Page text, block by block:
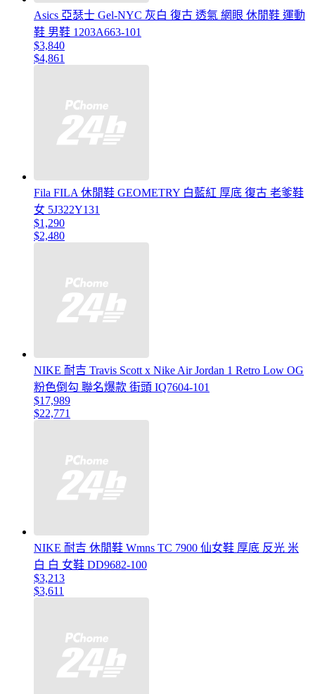
Asics 亞瑟士 Gel-NYC 灰白 復古 透氣 網眼 休閒鞋 運動
鞋 男鞋 1203A663-101
$3,840
$4,861
Fila FILA 休閒鞋 GEOMETRY 白藍紅 厚底 復古 老爹鞋
女 5J322Y131
$1,290
$2,480
NIKE 耐吉 Travis Scott x Nike Air Jordan 1 Retro Low OG
粉色倒勾 聯名爆款 街頭 IQ7604-101
$17,989
$22,771
NIKE 耐吉 休閒鞋 Wmns TC 7900 仙女鞋 厚底 反光 米
白 白 女鞋 DD9682-100
$3,213
$3,611